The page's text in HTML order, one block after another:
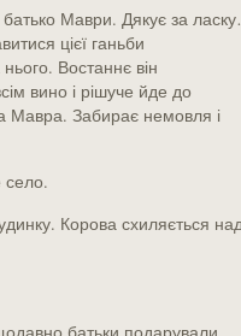
батько Маври. Дякує за
цієї ганьби
Востаннє він
вино і рішуче йде до
Мавра. Забирає немовля і
село.
Корова схиляється